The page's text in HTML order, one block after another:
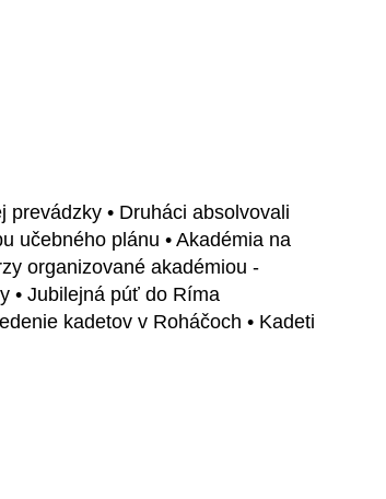
prevádzky • Druháci absolvovali
učebného plánu • Akadémia na
organizované akadémiou -
• Jubilejná púť do Ríma
kadetov v Roháčoch • Kadeti